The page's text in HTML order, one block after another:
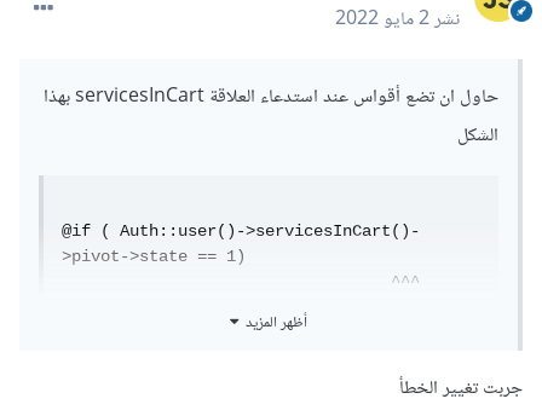
نشر2 مايو 2022
حاول ان تضع أقواس عند استدعاء العلاقة servicesInCart بهذا
الشكل
@if ( Auth::user()->servicesInCart()-
>pivot->state == 1)
                                  ^^^
أظهر المزيد
جربت تغيير الخطأ